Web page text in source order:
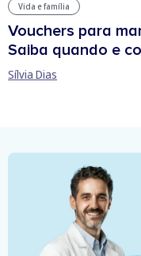
Vida e família
Vouchers para
Saiba quando e
Sílvia Dias